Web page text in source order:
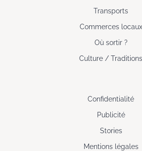
Transports
Commerces locaux
Où sortir ?
Culture / Traditions
Confidentialité
Publicité
Stories
Mentions légales